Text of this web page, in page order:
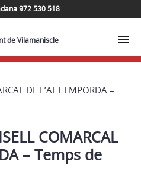
972 530 518
de Vilamaniscle
DE L’ALT EMPORDA –
COMARCAL
– Temps de